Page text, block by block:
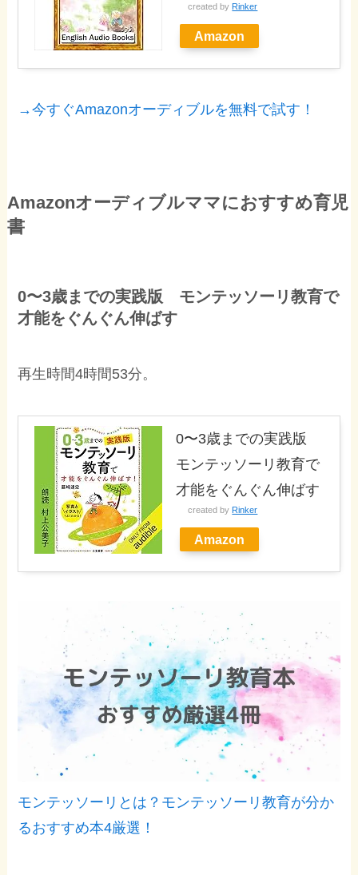
created by Rinker
Amazon
→今すぐAmazonオーディブルを無料で試す！
Amazonオーディブルママにおすすめ育児
書
0〜3歳までの実践版 モンテッソーリ教育で
才能をぐんぐん伸ばす
再生時間4時間53分。
0〜3歳までの実践版
モンテッソーリ教育で
才能をぐんぐん伸ばす
created by Rinker
Amazon
モンテッソーリとは？モンテッソーリ教育が分か
るおすすめ本4厳選！